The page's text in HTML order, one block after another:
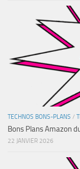
TECHNOS BONS-PLANS /
Bons Plans Amazon
22 JANVIER 2026